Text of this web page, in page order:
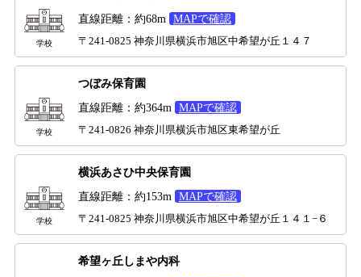
学校
直線距離：約68m
MAPで確認
〒241-0825 神奈川県横浜市旭区中希望が丘１４７
学校
つぼみ保育園
直線距離：約364m
MAPで確認
〒241-0826 神奈川県横浜市旭区東希望が丘
学校
横浜あさひ中央保育園
直線距離：約153m
MAPで確認
〒241-0825 神奈川県横浜市旭区中希望が丘１４１−６
希望ヶ丘しまや内科